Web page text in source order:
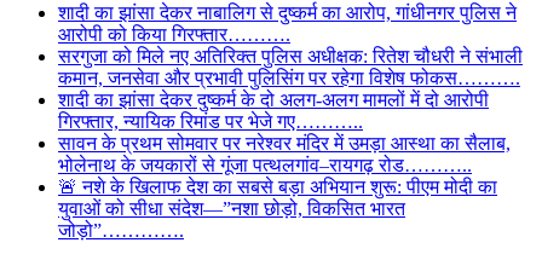
शादी का झांसा देकर नाबालिग से दुष्कर्म का आरोप, गांधीनगर पुलिस ने
आरोपी को किया गिरफ्तार……….
सरगुजा को मिले नए अतिरिक्त पुलिस अधीक्षक: रितेश चौधरी ने संभाली
कमान, जनसेवा और प्रभावी पुलिसिंग पर रहेगा विशेष फोकस……….
शादी का झांसा देकर दुष्कर्म के दो अलग-अलग मामलों में दो आरोपी
गिरफ्तार, न्यायिक रिमांड पर भेजे गए………..
सावन के प्रथम सोमवार पर नरेश्वर मंदिर में उमड़ा आस्था का सैलाब,
भोलेनाथ के जयकारों से गूंजा पत्थलगांव–रायगढ़ रोड………..
🚨 नशे के खिलाफ देश का सबसे बड़ा अभियान शुरू: पीएम मोदी का
युवाओं को सीधा संदेश—”नशा छोड़ो, विकसित भारत
जोड़ो”………….